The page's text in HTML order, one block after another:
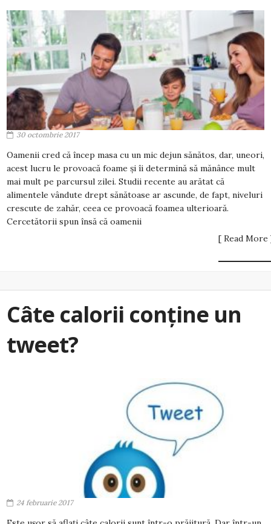
30 octombrie 2017
Oamenii cred că încep masa cu un mic dejun sănătos, dar, uneori,
acest lucru le provoacă foame și îi determină să mănânce mult
mai mult pe parcursul zilei. Studii recente au arătat că
alimentele vândute drept sănătoase ar ascunde, de fapt, niveluri
crescute de zahăr, ceea ce provoacă foamea ulterioară.
Cercetătorii spun însă că oamenii
[ Read More
Câte calorii conține un
tweet?
24 februarie 2017